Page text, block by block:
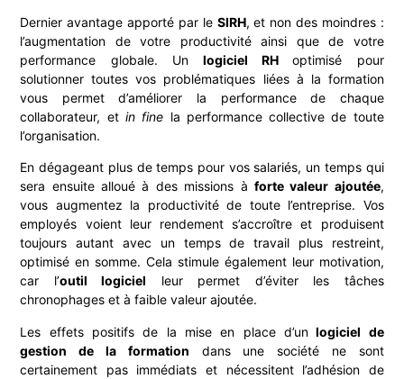
Dernier avantage apporté par le SIRH, et non des moindres :
l’augmentation de votre productivité ainsi que de votre
performance globale. Un logiciel RHoptimisé pour
solutionner toutes vos problématiques liées à la formation
vous permet d’améliorer la performance de chaque
collaborateur, etin fine la performance collective de toute
l’organisation.
En dégageant plus de temps pour vos salariés, un temps qui
sera ensuite alloué à des missions à forte valeur ajoutée,
vous augmentez la productivité de toute l’entreprise. Vos
employés voient leur rendement s’accroître et produisent
toujours autant avec un temps de travail plus restreint,
optimisé en somme. Cela stimule également leur motivation,
car l’outil logiciel leur permet d’éviter les tâches
chronophages et à faible valeur ajoutée.
Les effets positifs de la mise en place d’unlogiciel de
gestion de la formation dans une société ne sont
certainement pas immédiats et nécessitent l’adhésion de